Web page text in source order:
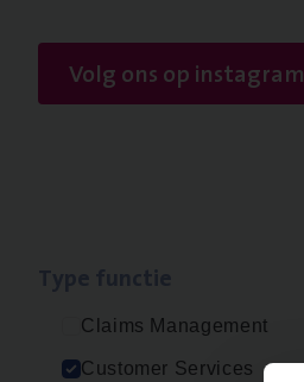
Volg ons op instagram
Claims Management
Customer Services